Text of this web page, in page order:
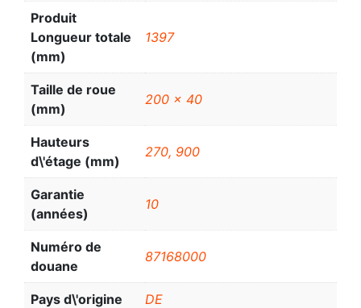
Produit
Longueur totale
(mm)
1397
Taille de roue
(mm)
200 x 40
Hauteurs
d\'étage (mm)
270, 900
Garantie
(années)
10
Numéro de
douane
87168000
Pays d\'origine DE